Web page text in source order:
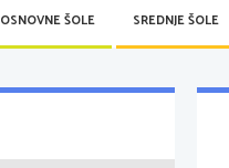
OSNOVNE ŠOLE SREDNJE ŠOLE